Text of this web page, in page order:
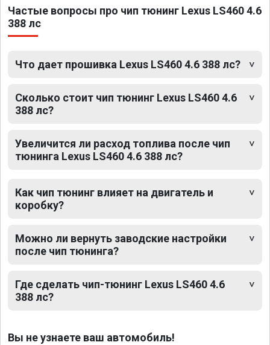
Частые вопросы про чип тюнинг Lexus LS460 4.6
388 лс
Что дает прошивка Lexus LS460 4.6 388 лс?
Сколько стоит чип тюнинг Lexus LS460 4.6
388 лс?
Увеличится ли расход топлива после чип
тюнинга Lexus LS460 4.6 388 лс?
Как чип тюнинг влияет на двигатель и
коробку?
Можно ли вернуть заводские настройки
после чип тюнинга?
Где сделать чип-тюнинг Lexus LS460 4.6
388 лс?
Вы не узнаете ваш автомобиль!